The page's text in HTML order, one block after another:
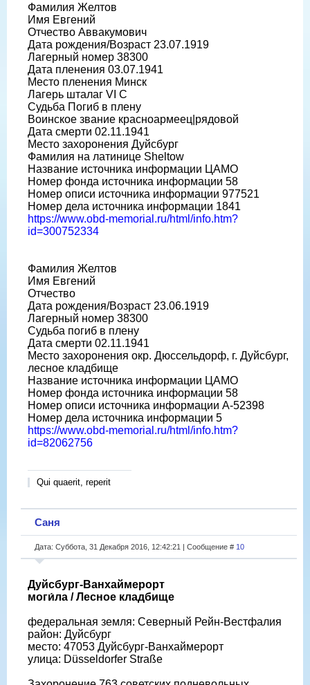
Фамилия Желтов
Имя Евгений
Отчество Аввакумович
Дата рождения/Возраст 23.07.1919
Лагерный номер 38300
Дата пленения 03.07.1941
Место пленения Минск
Лагерь шталаг VI C
Судьба Погиб в плену
Воинское звание красноармеец|рядовой
Дата смерти 02.11.1941
Место захоронения Дуйсбург
Фамилия на латинице Sheltow
Название источника информации ЦАМО
Номер фонда источника информации 58
Номер описи источника информации 977521
Номер дела источника информации 1841
https://www.obd-memorial.ru/html/info.htm?
id=300752334
Фамилия Желтов
Имя Евгений
Отчество
Дата рождения/Возраст 23.06.1919
Лагерный номер 38300
Судьба погиб в плену
Дата смерти 02.11.1941
Место захоронения окр. Дюссельдорф, г. Дуйсбург,
лесное кладбище
Название источника информации ЦАМО
Номер фонда источника информации 58
Номер описи источника информации A-52398
Номер дела источника информации 5
https://www.obd-memorial.ru/html/info.htm?
id=82062756
Qui quaerit, reperit
Саня
Дата: Суббота, 31 Декабря 2016, 12:42:21 | Сообщение # 10
Дуйсбург-Ванхаймерорт
моги́ла / Лесное кладбище
федеральная земля: Северный Рейн-Вестфалия
район: Дуйсбург
место: 47053 Дуйсбург-Ванхаймерорт
улица: Düsseldorfer Straße